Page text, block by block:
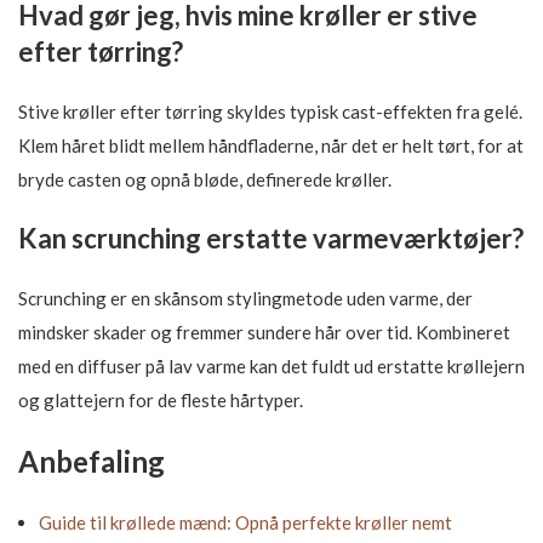
Hvad gør jeg, hvis mine krøller er stive
efter tørring?
Stive krøller efter tørring skyldes typisk cast-effekten fra gelé.
Klem håret blidt mellem håndfladerne, når det er helt tørt, for at
bryde casten og opnå bløde, definerede krøller.
Kan scrunching erstatte varmeværktøjer?
Scrunching er en skånsom stylingmetode uden varme, der
mindsker skader og fremmer sundere hår over tid. Kombineret
med en diffuser på lav varme kan det fuldt ud erstatte krøllejern
og glattejern for de fleste hårtyper.
Anbefaling
Guide til krøllede mænd: Opnå perfekte krøller nemt